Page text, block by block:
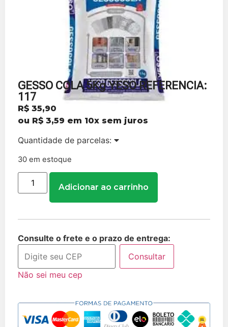
GESSO COLA 5Kg YESO REFERENCIA:
117
R$ 35,90
ou R$ 3,59 em 10x sem juros
Quantidade de parcelas:
30 em estoque
Adicionar ao carrinho
Consulte o frete e o prazo de entrega:
Consultar
Não sei meu cep